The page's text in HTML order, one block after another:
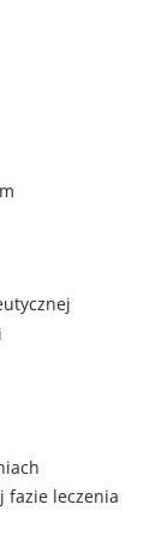
fazie leczenia